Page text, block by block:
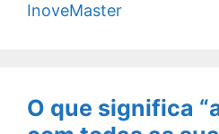
InoveMaster
O que significa